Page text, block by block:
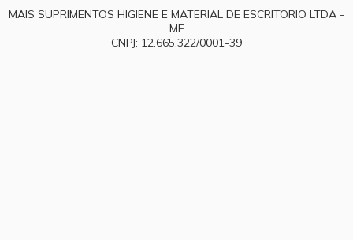
MAIS SUPRIMENTOS HIGIENE E MATERIAL DE ESCRITORIO LTDA -
ME
CNPJ: 12.665.322/0001-39